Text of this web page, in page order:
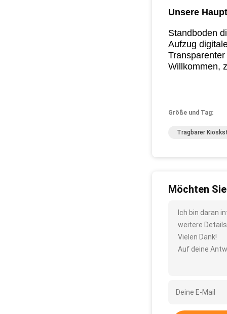
Unsere
Standboden
Aufzug
Willkommen,
Größe und Tag:
Tragbarer
Möchten
Ich bin daran
weitere
Vielen Dank!
Auf deine